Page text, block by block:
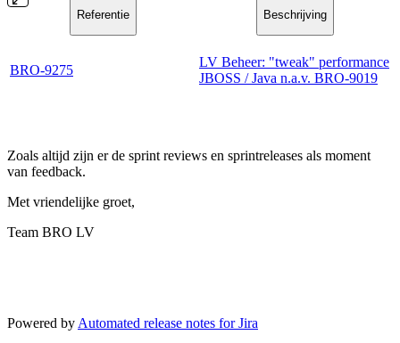
Referentie Beschrijving
BRO-9275
LV Beheer: "tweak" performance
JBOSS / Java n.a.v. BRO-9019
Zoals altijd zijn er de sprint reviews en sprintreleases als moment
van feedback.
Met vriendelijke groet,
Team BRO LV
Powered by Automated release notes for Jira